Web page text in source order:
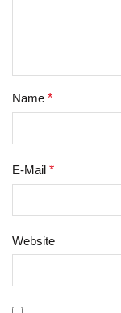
Name *
E-Mail *
Website